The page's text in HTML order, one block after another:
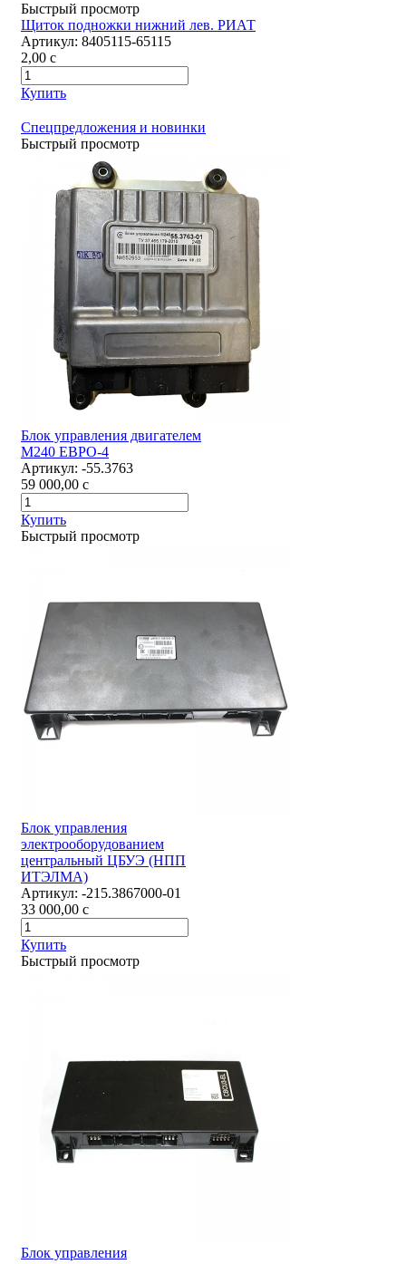
Быстрый просмотр
Щиток подножки нижний лев. РИАТ
Артикул: 8405115-65115
2,00 c
Купить
Спецпредложения и новинки
Быстрый просмотр
Блок управления двигателем
М240 ЕВРО-4
Артикул: -55.3763
59 000,00 c
Купить
Быстрый просмотр
Блок управления
электрооборудованием
центральный ЦБУЭ (НПП
ИТЭЛМА)
Артикул: -215.3867000-01
33 000,00 c
Купить
Быстрый просмотр
Блок управления